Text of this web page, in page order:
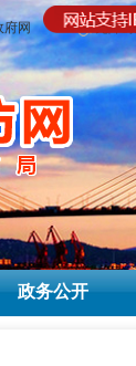
府网 无障
政务公开